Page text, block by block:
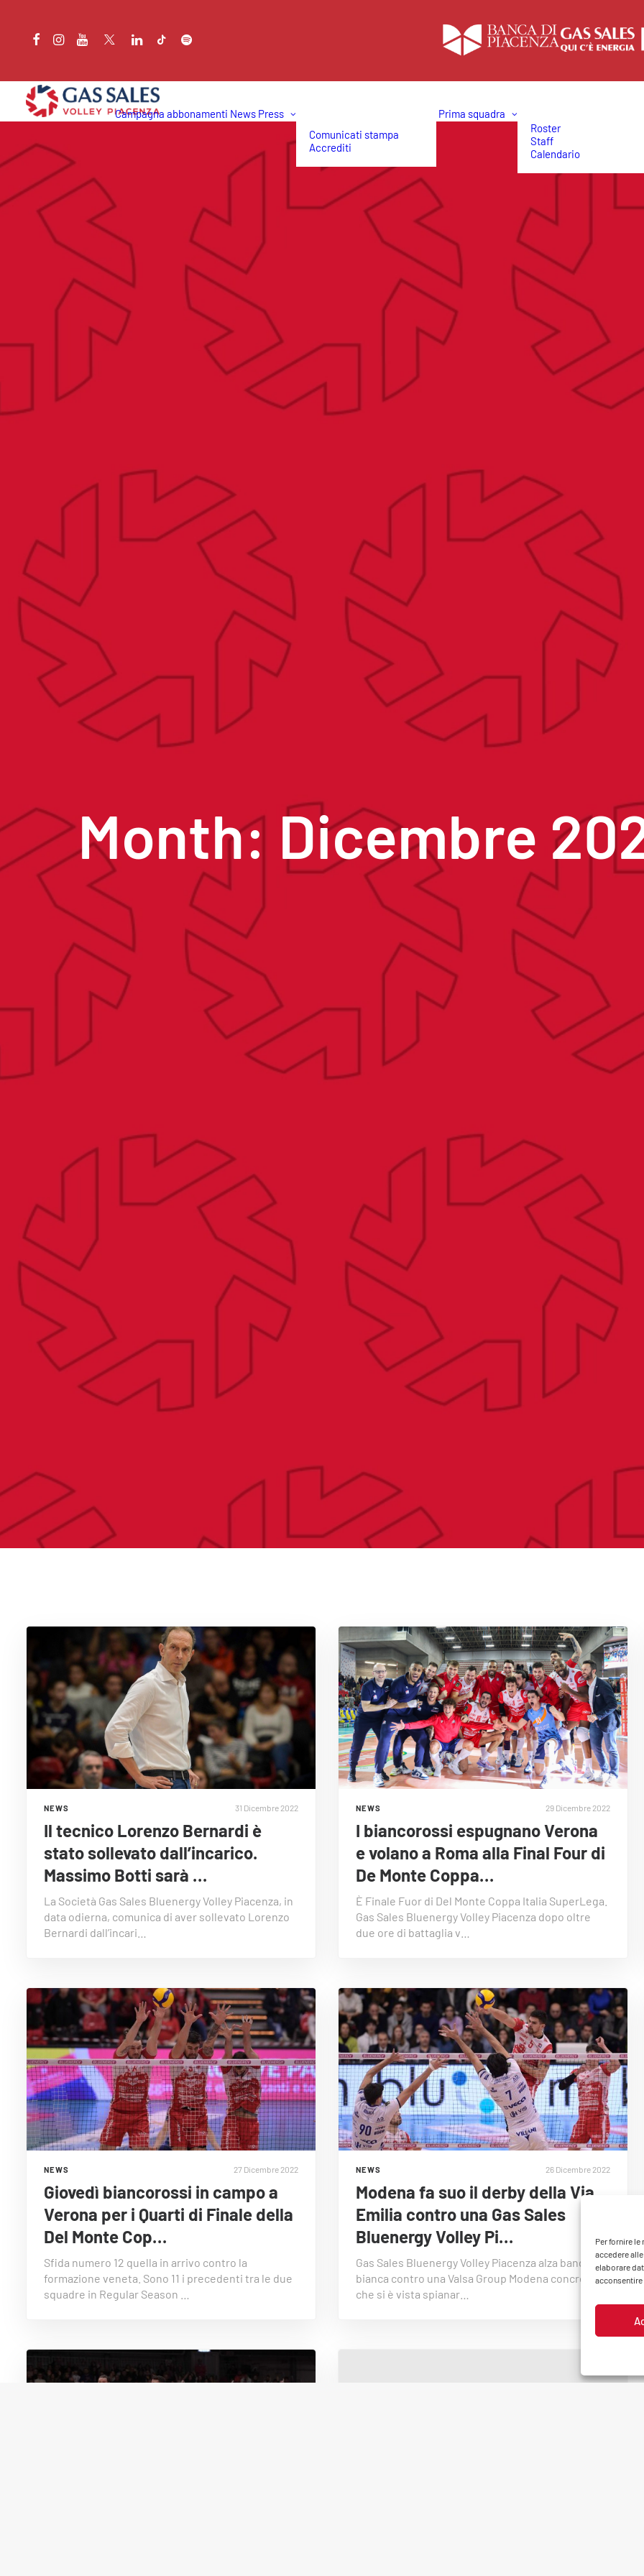
Per fornire
accedere
elaborare
acconsentire
Campagna abbonamenti News Press
Comunicati stampa
Accrediti
Prima squadra
Roster
Staff
Calendario
Month: Dicembre
NEWS 31 Dicembre 2022
Il tecnico Lorenzo Bernardi è
stato sollevato dall’incarico.
Massimo Botti sarà …
La Società Gas Sales Bluenergy Volley Piacenza, in
data odierna, comunica di aver sollevato Lorenzo
Bernardi dall’incari…
NEWS 29 Dicembre 2022
I biancorossi espugnano Verona
e volano a Roma alla Final Four di
De Monte Coppa…
È Finale Fuor di Del Monte Coppa Italia SuperLega.
Gas Sales Bluenergy Volley Piacenza dopo oltre
due ore di battaglia v…
NEWS 27 Dicembre 2022
Giovedì biancorossi in campo a
Verona per i Quarti di Finale della
Del Monte Cop…
Sfida numero 12 quella in arrivo contro la
formazione veneta. Sono 11 i precedenti tra le due
squadre in Regular Season …
NEWS 26 Dicembre 2022
Modena fa suo il derby della Via
Emilia contro una Gas Sales
Bluenergy Volley Pi…
Gas Sales Bluenergy Volley Piacenza alza bandiera
bianca contro una Valsa Group Modena concreta e
che si è vista spianar…